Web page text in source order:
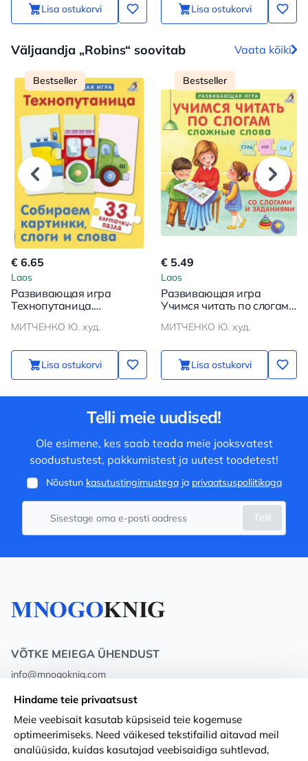
Lisa ostukorvi Lisa ostukorvi
Väljaandja „Robins“ soovitab Vaata kõiki
Bestseller
€ 6.65
Laos
Развивающая игра
Технопутаница.
слоги и слова (33
МИТЧЕНКО Ю. худ.
Lisa ostukorvi
Bestseller
€ 5.49
Laos
Развивающая игра
Учимся читать по слогам.
карточек-пазлов)
МИТЧЕНКО Ю. худ.
Lisa ostukorvi
Telli meie uudised!
Ole esimene, kes saab teada meie jooksvatest
soodustustest, pakkumistest ja uutest toodetest!
Nõustun kasutustingimustegaja privaatsuspoliitikaga
Telli
VÕTKE MEIEGA ÜHENDUST
info@mnogoknig.com
Rīga, Augusta Deglava 69d, LV-1082
Meist Privacy Policy
Hindame teie privaatsust
Meie veebisait kasutab küpsiseid teie kogemuse
optimeerimiseks. Need väikesed tekstifailid aitavad meil
analüüsida, kuidas kasutajad veebisaidiga suhtlevad,